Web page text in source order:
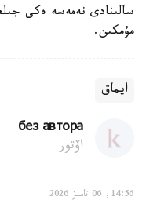
سالىنادى نەمەسە ەكى
مۇمكىن.
ايماق
без автора
اۆتور
14:56, 06 تامىز 2026